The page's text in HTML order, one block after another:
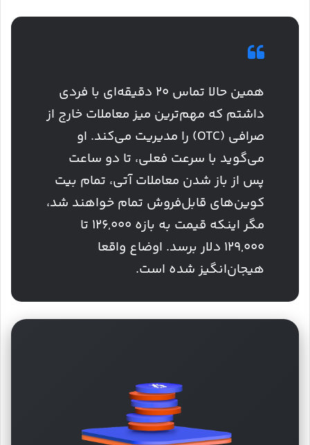
همین حالا تماس ۲۰ دقیقه‌ای با فردی
داشتم که مهم‌ترین میز معاملات خارج از
صرافی (OTC) را مدیریت می‌کند. او
می‌گوید با سرعت فعلی، تا دو ساعت
پس از باز شدن معاملات آتی، تمام بیت‌
کوین‌های قابل‌فروش تمام خواهند شد،
مگر اینکه قیمت به بازه ۱۲۶,۰۰۰ تا
۱۲۹,۰۰۰ دلار برسد. اوضاع واقعا
هیجان‌انگیز شده است.